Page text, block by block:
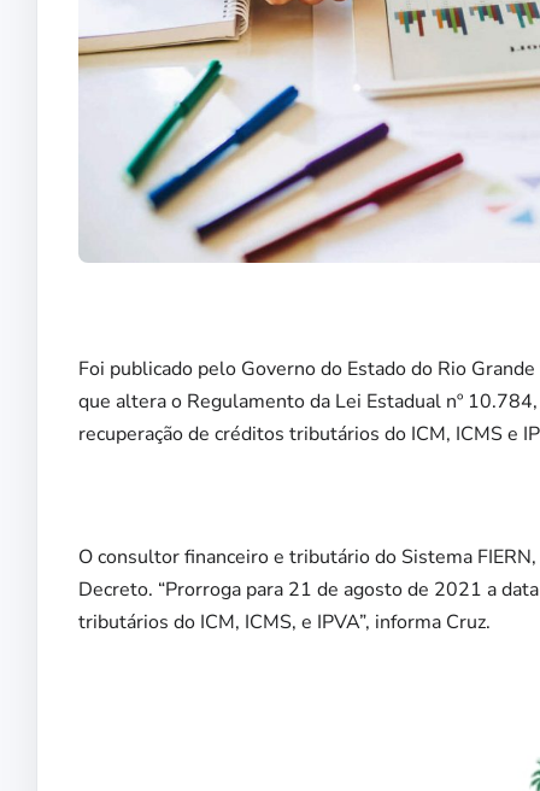
Foi publicado pelo Governo do Estado do Rio
que altera o Regulamento da Lei Estadual nº
recuperação de créditos tributários do ICM, ICMS e
O consultor financeiro e tributário do Sistema
Decreto. “Prorroga para 21 de agosto de 2021 a
tributários do ICM, ICMS, e IPVA”, informa Cruz.